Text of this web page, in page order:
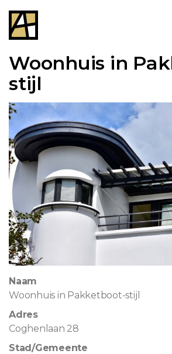
Woonhuis in
stijl
Naam
Woonhuis in Pakketboot-stijl
Adres
Coghenlaan 28
Stad/Gemeente